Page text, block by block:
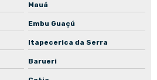
Mauá
Embu Guaçú
Itapecerica da Serra
Barueri